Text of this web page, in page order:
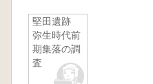
堅田遺跡
弥生時代前
期集落の調
査